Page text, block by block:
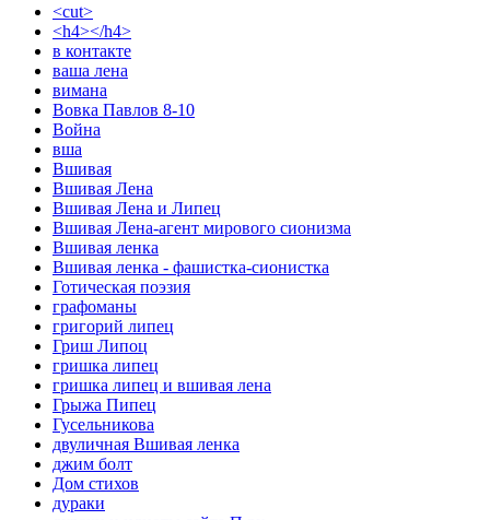
<cut>
<h4></h4>
в контакте
ваша лена
вимана
Вовка Павлов 8-10
Война
вша
Вшивая
Вшивая Лена
Вшивая Лена и Липец
Вшивая Лена-агент мирового сионизма
Вшивая ленка
Вшивая ленка - фашистка-сионистка
Готическая поэзия
графоманы
григорий липец
Гриш Липоц
гришка липец
гришка липец и вшивая лена
Грыжа Пипец
Гусельникова
двуличная Вшивая ленка
джим болт
Дом стихов
дураки